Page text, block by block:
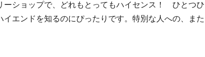
ーショップで、どれもとってもハイセンス！ ひとつひ
エンドを知るのにぴったりです。特別な人への、また